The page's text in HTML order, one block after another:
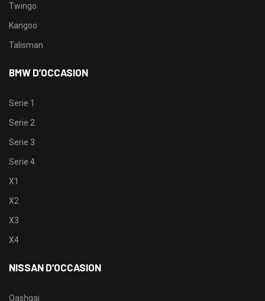
Twingo
Kangoo
Talisman
BMW D’OCCASION
Serie 1
Serie 2
Serie 3
Serie 4
X1
X2
X3
X4
NISSAN D’OCCASION
Qashqai